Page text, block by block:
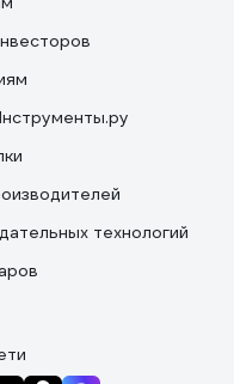
технологий